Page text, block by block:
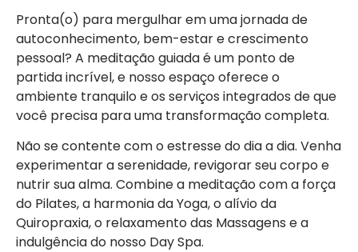
Pronta(o) para mergulhar em uma jornada de
autoconhecimento, bem-estar e crescimento
pessoal? A meditação guiada é um ponto de
partida incrível, e nosso espaço oferece o
ambiente tranquilo e os serviços integrados de que
você precisa para uma transformação completa.
Não se contente com o estresse do dia a dia. Venha
experimentar a serenidade, revigorar seu corpo e
nutrir sua alma. Combine a meditação com a força
do Pilates, a harmonia da Yoga, o alívio da
Quiropraxia, o relaxamento das Massagens e a
indulgência do nosso Day Spa.